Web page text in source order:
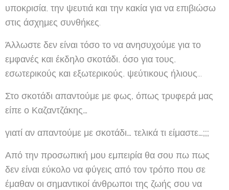
υποκρισία, την ψευτιά και την κακία για να επιβιώσω
στις άσχημες συνθήκες.
Άλλωστε δεν είναι τόσο το να ανησυχούμε για το
εμφανές και έκδηλο σκοτάδι, όσο για τους,
εσωτερικούς και εξωτερικούς, ψεύτικους ήλιους...
Στο σκοτάδι απαντούμε με φως, όπως τρυφερά μας
είπε ο Καζαντζάκης…
γιατί αν απαντούμε με σκοτάδι… τελικά τι είμαστε…;;;
Από την προσωπική μου εμπειρία θα σου πω πως
δεν είναι εύκολο να φύγεις από τον τρόπο που σε
έμαθαν οι σημαντικοί άνθρωποι της ζωής σου να